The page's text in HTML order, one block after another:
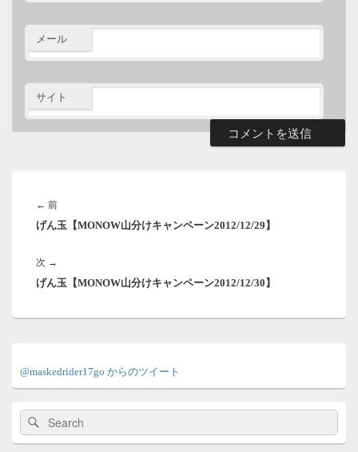
メール
サイト
ビ
ー
シ
ョ
← 前前
の
げん玉【MONOW山分けキャンペーン2012/12/29】
次 →
の
げん玉【MONOW山分けキャンペーン2012/12/30】
ン
サ
バ
@maskedrider17go からのツイート
検
索:
検
索